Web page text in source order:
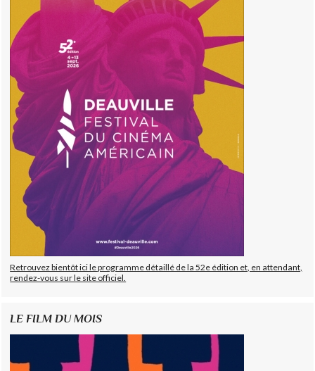
Retrouvez bientôt ici le programme détaillé de la 52e édition et, en attendant,
rendez-vous sur le site officiel.
LE FILM DU MOIS